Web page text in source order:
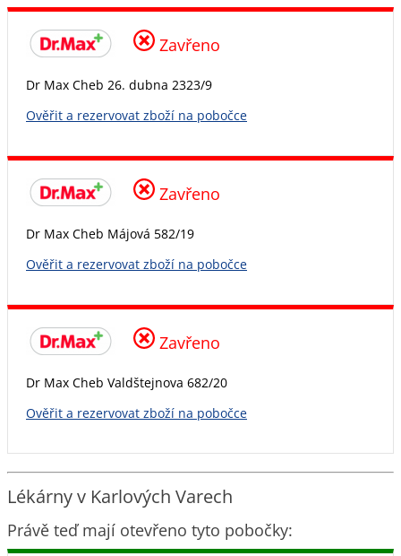
Zavřeno
Dr Max Cheb 26. dubna 2323/9
Ověřit a rezervovat zboží na pobočce
Zavřeno
Dr Max Cheb Májová 582/19
Ověřit a rezervovat zboží na pobočce
Zavřeno
Dr Max Cheb Valdštejnova 682/20
Ověřit a rezervovat zboží na pobočce
Lékárny v Karlových Varech
Právě teď mají otevřeno tyto pobočky: